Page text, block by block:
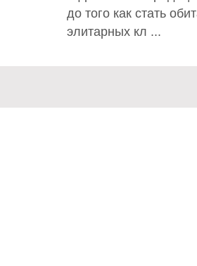
до того как стать
элитарных кл ...